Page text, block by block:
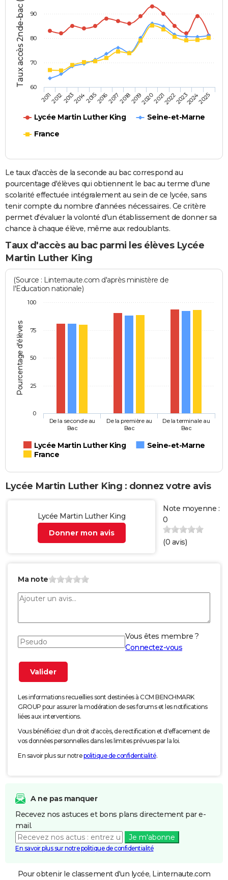
Taux accès 2nde-bac (%)
Lycée Martin Luther King
Seine-et-Marne
France
201120122013201420152016201720182019202020212022202320242025
60
70
80
90
Le taux d'accès de la seconde au bac correspond au
pourcentage d'élèves qui obtiennent le bac au terme d'une
scolarité effectuée intégralement au sein de ce lycée, sans
tenir compte du nombre d'années nécessaires. Ce critère
permet d'évaluer la volonté d'un établissement de donner sa
chance à chaque élève, même aux redoublants.
Taux d'accès au bac parmi les élèves Lycée
Martin Luther King
Pourcentage d'élèves
(Source : Linternaute.com d'après ministère de
l'Education nationale)
Lycée Martin Luther King
Seine-et-Marne
France
De la seconde au
Bac
De la première au
Bac
De la terminale au
Bac
0
25
50
75
100
Lycée Martin Luther King : donnez votre avis
Lycée Martin Luther King
Donner mon avis
Note moyenne :
0
(0 avis)
Ma note
Vous êtes membre ?
Connectez-vous
Les informations recueillies sont destinées à CCM BENCHMARK
GROUP pour assurer la modération de ses forums et les notifications
liées aux interventions.
Vous bénéficiez d'un droit d'accès, de rectification et d'effacement de
vos données personnelles dans les limites prévues par la loi.
En savoir plus sur notrepolitique de confidentialité.
A ne pas manquer
Recevez nos astuces et bons plans directement par e-
mail.
Je m'abonne
En savoir plus sur notre politique de confidentialité
Pour obtenir le classement d'un lycée, Linternaute.com